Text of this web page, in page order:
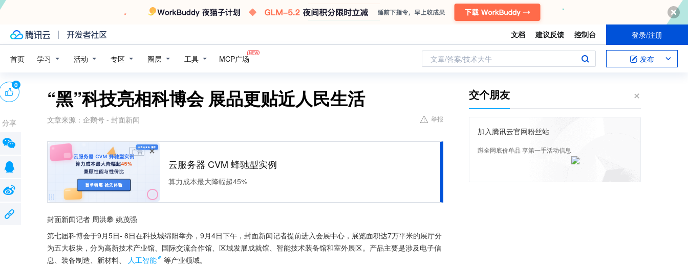
文档 建议反馈 控制台 登录/注册
首页 学习 活动 专区 圈层 工具 MCP广场 文章/答案/技术大牛 发布
“黑”科技亮相科博会 展品更贴近人民生活
文章来源： 企鹅号 - 封面新闻 举报
广告
云服务器 CVM 蜂驰型实例
算力成本最大降幅超45%
封面新闻记者 周洪攀 姚茂强
第七届科博会于9月5日- 8日在科技城绵阳举办，9月4日下午，封面新闻记者提前进入会展中心，展览面积达7万平米的展厅分
为五大板块，分为高新技术产业馆、国际交流合作馆、区域发展成就馆、智能技术装备馆和室外展区。产品主要是涉及电子信
息、装备制造、新材料、
人工智能 等产业领域。
0
分享
交个朋友
加入腾讯云官网粉丝站
蹲全网底价单品 享第一手活动信息